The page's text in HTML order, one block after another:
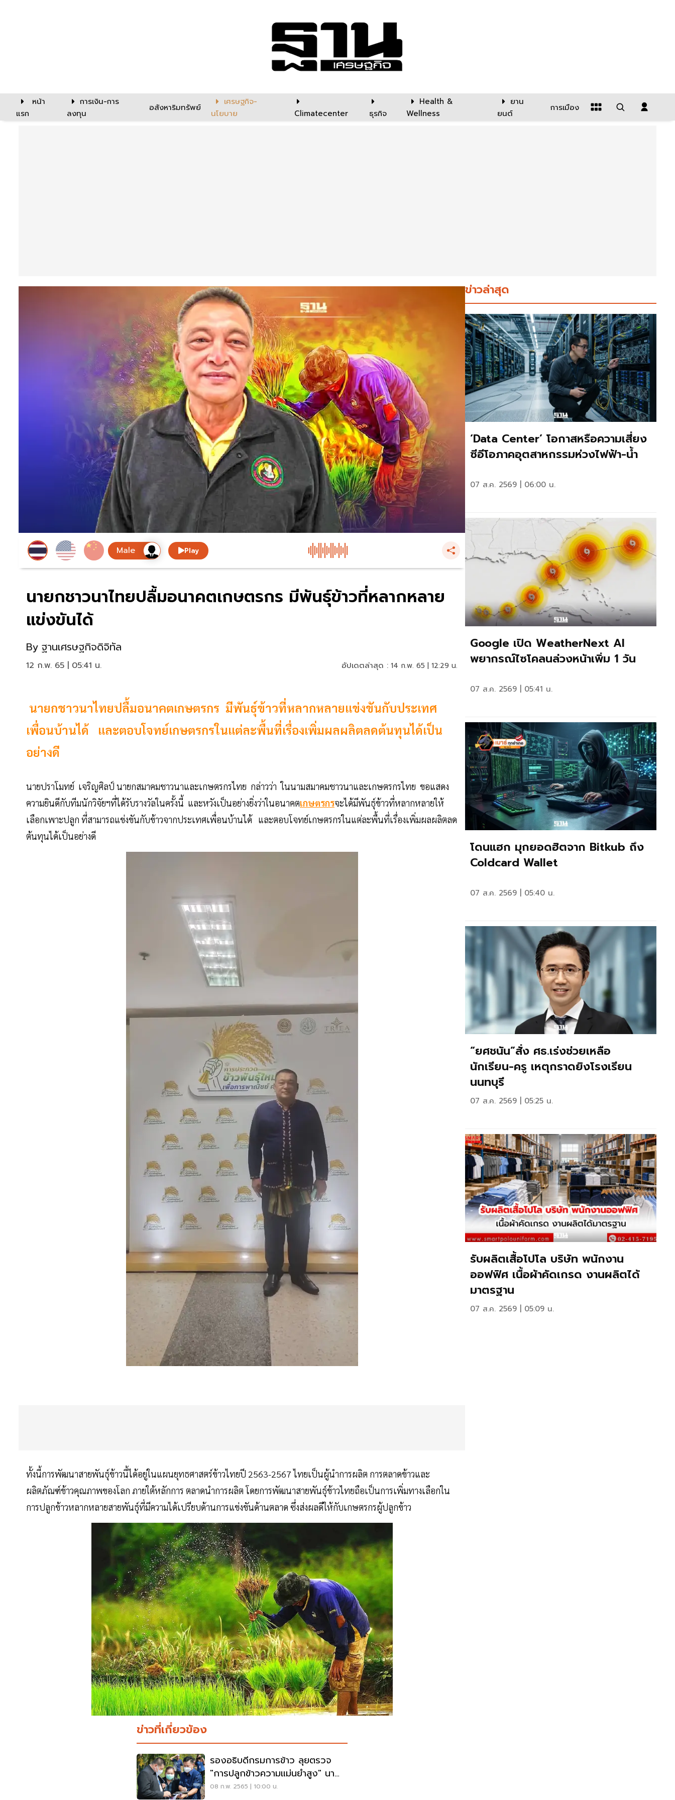
หน้า
แรก
การเงิน-การ
ลงทุน
อสังหาริมทรัพย์
เศรษฐกิจ-
นโยบาย
Climatecenter ธุรกิจ
Health &
Wellness
ยาน
ยนต์
การเมือง
Play
นายกชาวนาไทยปลื้มอนาคตเกษตรกร มีพันธุ์ข้าวที่หลากหลาย
แข่งขันได้
By ฐานเศรษฐกิจดิจิทัล
12 ก.พ. 65 | 05:41 น. อัปเดตล่าสุด : 14 ก.พ. 65 | 12:29 น.
นายกชาวนาไทยปลื้มอนาคตเกษตรกร มีพันธุ์ข้าวที่หลากหลายแข่งขันกับประเทศ
เพื่อนบ้านได้ และตอบโจทย์เกษตรกรในแต่ละพื้นที่เรื่องเพิ่มผลผลิตลดต้นทุนได้เป็น
อย่างดี
นายปราโมทย์ เจริญศิลป์ นายกสมาคมชาวนาและเกษตรกรไทย กล่าวว่า ในนามสมาคมชาวนาและเกษตรกรไทย ขอแสดง
ความยินดีกับทีมนักวิจัยฯที่ได้รับรางวัลในครั้งนี้ และหวังเป็นอย่างยิ่งว่าในอนาคตเกษตรกรจะได้มีพันธุ์ข้าวที่หลากหลายให้
เลือกเพาะปลูก ที่สามารถแข่งขันกับข้าวจากประเทศเพื่อนบ้านได้ และตอบโจทย์เกษตรกรในแต่ละพื้นที่เรื่องเพิ่มผลผลิตลด
ต้นทุนได้เป็นอย่างดี
ทั้งนี้การพัฒนาสายพันธุ์ข้าวนี้ได้อยู่ในแผนยุทธศาสตร์ข้าวไทยปี 2563-2567 ไทยเป็นผู้นำการผลิต การตลาดข้าวและ
ผลิตภัณฑ์ข้าวคุณภาพของโลก ภายใต้หลักการ ตลาดนำการผลิต โดยการพัฒนาสายพันธุ์ข้าวไทยถือเป็นการเพิ่มทางเลือกใน
การปลูกข้าวหลากหลายสายพันธุ์ที่มีความได้เปรียบด้านการแข่งขันด้านตลาด ซึ่งส่งผลดีให้กับเกษตรกรผู้ปลูกข้าว
ข่าวที่เกี่ยวข้อง
รองอธิบดีกรมการข้าว ลุยตรวจ
"การปลูกข้าวความแม่นยำสูง" นา
แปลงใหญ่ปทุมธานี
08 ก.พ. 2565 | 10:00 น.
ข่าวล่าสุด
‘Data Center’ โอกาสหรือความเสี่ยง
ซีอีโอภาคอุตสาหกรรมห่วงไฟฟ้า-น้ำ
07 ส.ค. 2569 | 06:00 น.
Google เปิด WeatherNext AI
พยากรณ์ไซโคลนล่วงหน้าเพิ่ม 1 วัน
07 ส.ค. 2569 | 05:41 น.
โดนแฮก มุกยอดฮิตจาก Bitkub ถึง
Coldcard Wallet
07 ส.ค. 2569 | 05:40 น.
“ยศชนัน”สั่ง ศธ.เร่งช่วยเหลือ
นักเรียน-ครู เหตุกราดยิงโรงเรียน
นนทบุรี
07 ส.ค. 2569 | 05:25 น.
รับผลิตเสื้อโปโล บริษัท พนักงาน
ออฟฟิศ เนื้อผ้าคัดเกรด งานผลิตได้
มาตรฐาน
07 ส.ค. 2569 | 05:09 น.